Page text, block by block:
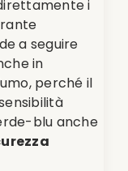
i
a seguire
in
perché il
blu anche